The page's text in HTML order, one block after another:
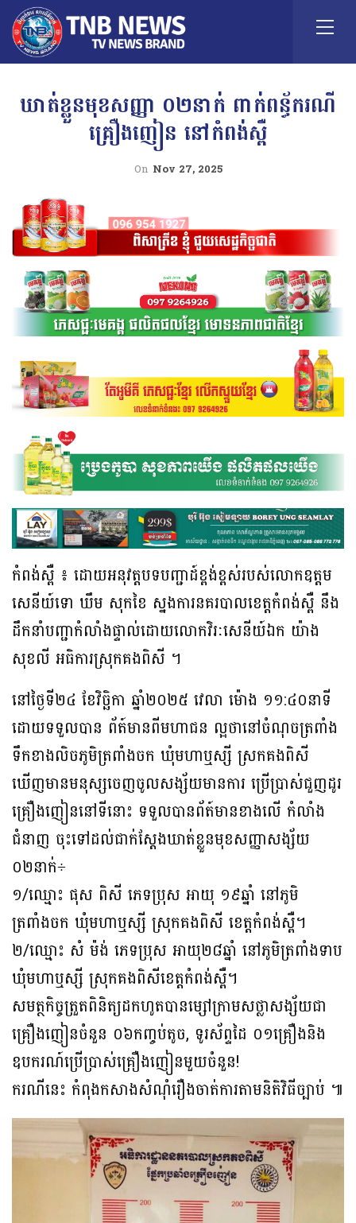
ឃាត់ខ្លួនមុខសញ្ញា ០២នាក់ ពាក់ពន្ធ័ករណី
គ្រឿងញៀន នៅកំពង់ស្ពឺ
On Nov 27, 2025
កំពង់ស្ពឺ ៖ ដោយអនុវត្តបទបញ្ជាដ៍ខ្ពង់ខ្ពស់របស់លោកឧត្តម
សេនីយ៍ទោ ឃឹម សុកខៃ ស្នងការនគរបាលខេត្តកំពង់ស្ពឺ នឹង
ដឹកនាំបញ្ជាកំលាំងផ្ទាល់ដោយលោកវិរៈសេនីយ៍ឯក យ៉ាង
សុខលី អធិការស្រុកគងពិសី ។
នៅថ្ងៃទី២៤ ខែវិច្ឆិកា ឆ្នាំ២០២៥ វេលា ម៉ោង ១១:៤០នាទី
ដោយទទួលបាន ព័ត៍មានពីមហាជន ល្អថានៅចំណុចត្រពាំង
ទឹកខាងលិចភូមិត្រពាំងចក ឃុំមហាឬស្សី ស្រកគងពិសី
ឃើញមានមនុស្សចេញចូលសង្ស័យមានការ ប្រើប្រាស់ជួញដូរ
គ្រឿងញៀននៅទីនោះ ទទួលបានព័ត៍មានខាងលើ កំលាំង
ជំនាញ ចុះទៅដល់ជាក់ស្តែងឃាត់ខ្លួនមុខសញ្ញាសង្ស័យ
០២នាក់÷
១/ឈ្មោះ ផុស ពិសី ភេទប្រុស អាយុ ១៩ឆ្នាំ នៅភូមិ
ត្រពាំងចក ឃុំមហាឬស្សី ស្រុកគងពិសី ខេត្តកំពង់ស្ពឺ។
២/ឈ្មោះ សំ ម៉ង់ ភេទប្រុស អាយុ២៨ឆ្នាំ នៅភូមិត្រពាំងទាប
ឃុំមហាឬស្សី ស្រុកគងពិសីខេត្តកំពង់ស្ពឺ។
សមត្ថកិច្ចត្រួតពិនិត្យដកហូតបានម្សៅក្រាមសថ្លាសង្ស័យជា
គ្រឿងញៀនចំនួន ០៦កញ្ចប់តូច, ទូរស័ព្ទដៃ ០១គ្រឿងនិង
ឧបករណ៍ប្រើប្រាស់គ្រឿងញៀនមួយចំនួន!
ករណីនេះ កំពុងកសាងសំណុំរឿងចាត់ការតាមនិតិវិធីច្បាប់ ៕